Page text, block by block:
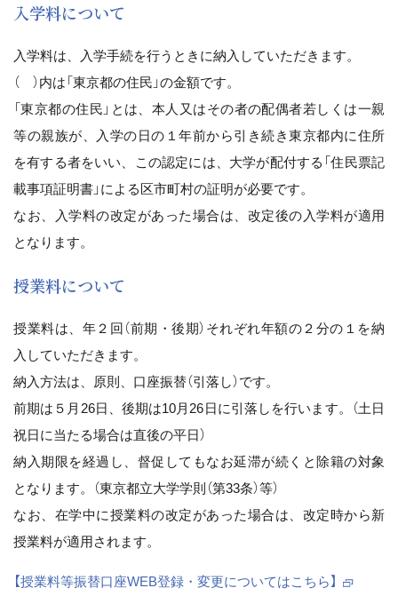
入学料について
入学料は、入学手続を行うときに納入していただきます。
（ ）内は「東京都の住民」の金額です。
「東京都の住民」とは、本人又はその者の配偶者若しくは一親
等の親族が、入学の日の１年前から引き続き東京都内に住所
を有する者をいい、この認定には、大学が配付する「住民票記
載事項証明書」による区市町村の証明が必要です。
なお、入学料の改定があった場合は、改定後の入学料が適用
となります。
授業料について
授業料は、年２回（前期・後期）それぞれ年額の２分の１を納
入していただきます。
納入方法は、原則、口座振替（引落し）です。
前期は５月26日、後期は10月26日に引落しを行います。（土日
祝日に当たる場合は直後の平日）
納入期限を経過し、督促してもなお延滞が続くと除籍の対象
となります。（東京都立大学学則（第33条）等）
なお、在学中に授業料の改定があった場合は、改定時から新
授業料が適用されます。
【授業料等振替口座WEB登録・変更についてはこちら】